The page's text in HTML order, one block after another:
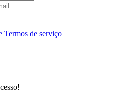
Termos de serviço